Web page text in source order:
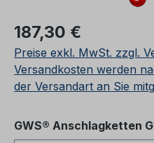
Regulärer Preis:
187,30 €
Preise exkl. MwSt. zzgl.
Versandkosten werden
der Versandart an Sie
GWS® Anschlagketten